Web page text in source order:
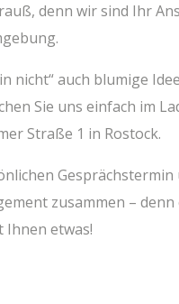
denn wir sind Ihr
nicht“ auch blu­mi­ge
Sie uns ein­fach im
Stra­ße 1 in Rostock.
Gesprächs­ter­min
zusam­men – denn
Ihnen etwas!